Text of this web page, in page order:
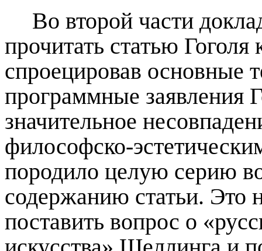
Во второй части
прочитать статью
спроецировав основные
программные заявления
значительное
философско-
породило целую серию
содержанию статьи. Это
поставить вопрос о